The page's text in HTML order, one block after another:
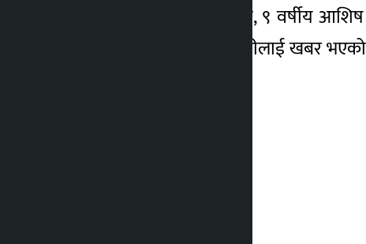
५५ वर्षीय काँइली स्याङतान, ९ वर्षीय
घटनाबारे थाहा पाएपछि प्रहरीलाई खबर